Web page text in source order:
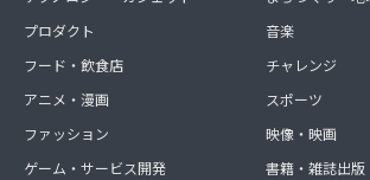
プロダクト
フード・飲食店
アニメ・漫画
ファッション
ゲーム・サービス開発
音楽
チャレンジ
スポーツ
映像・映画
書籍・雑誌出版